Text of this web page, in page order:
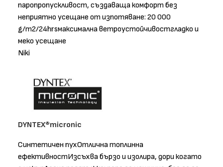
паропропускливост, създаваща комфорт без
неприятно усещане от изпотяване: 20 000
g/m2/24hrsмаксимална ветроустойчивостгладко и
меко усещане
Niki
DYNTEX®micronic
Синтетичен пухОтлична топлинна
ефективностИзсъхва бързо и изолира, дори когато